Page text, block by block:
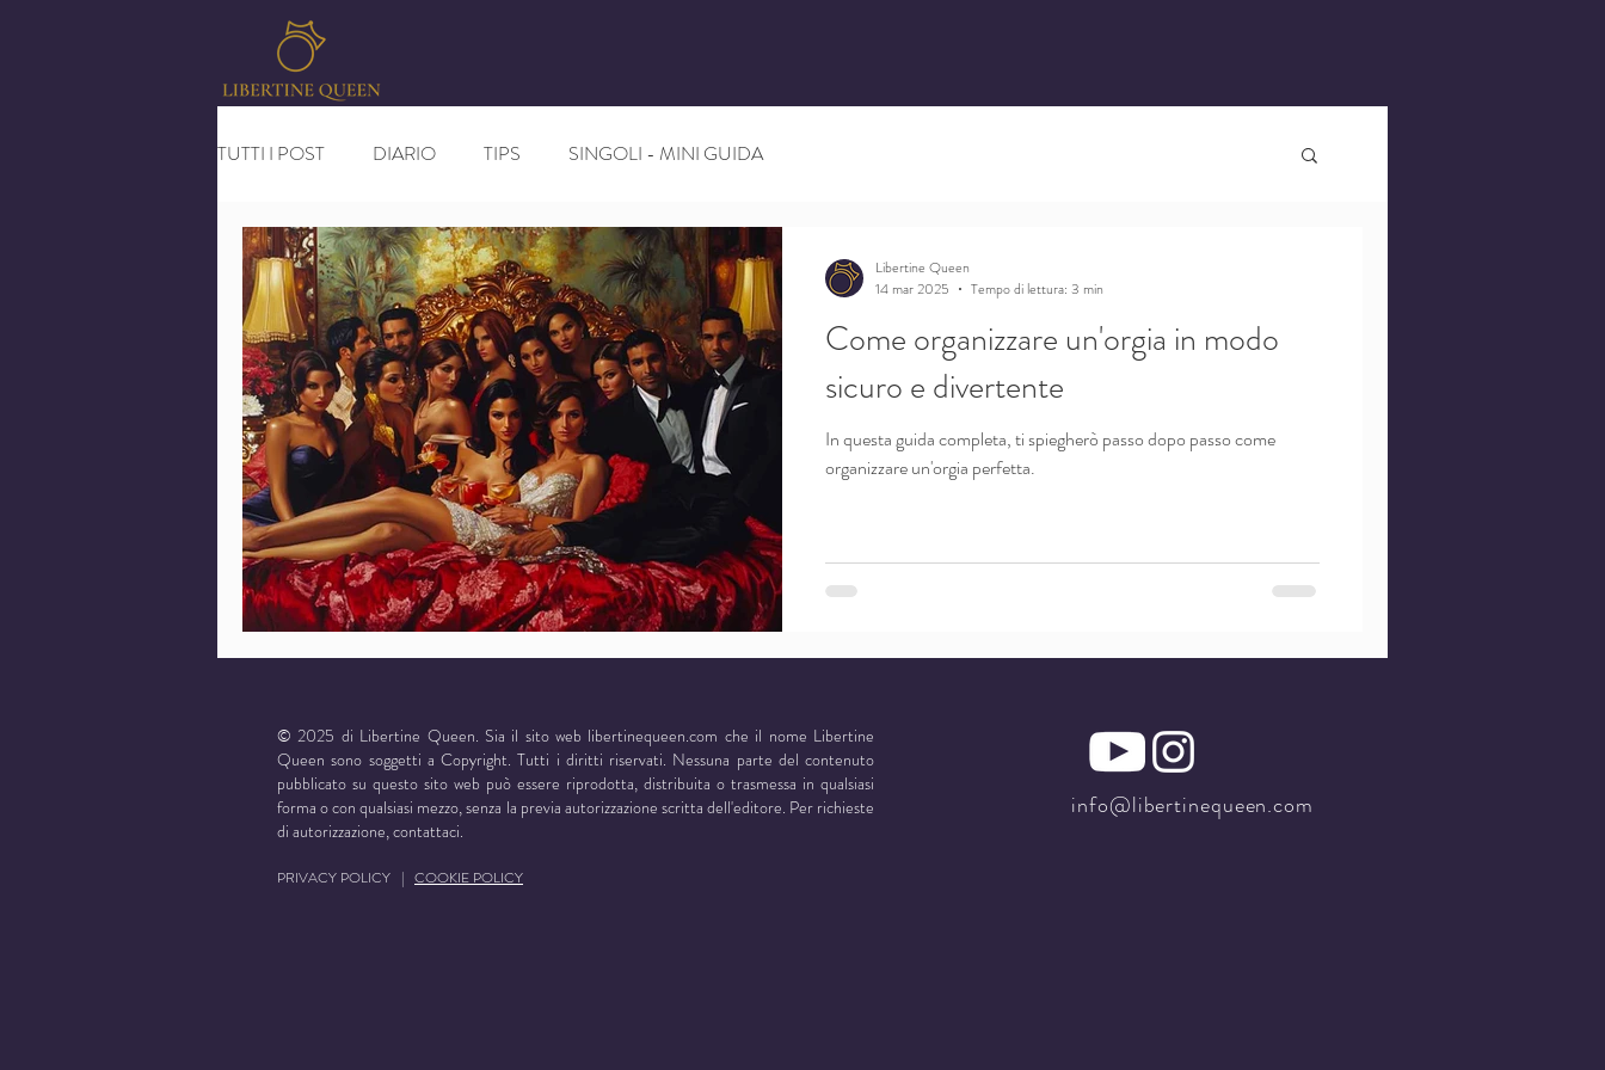
TUTTI I POST DIARIO TIPS SINGOLI - MINI GUIDA
Come organizzare un'orgia in modo
sicuro e divertente
In questa guida completa, ti spiegherò passo dopo passo come
organizzare un'orgia perfetta.
Libertine Queen
14 mar 2025
Tempo di lettura: 3 min
© 2025 di Libertine Queen. Sia il sito web libertinequeen.com che il nome Libertine
Queen sono soggetti a Copyright. Tutti i diritti riservati. Nessuna parte del contenuto
pubblicato su questo sito web può essere riprodotta, distribuita o trasmessa in qualsiasi
forma o con qualsiasi mezzo, senza la previa autorizzazione scritta dell'editore. Per richieste
di autorizzazione,contattaci.
PRIVACY POLICY | COOKIE POLICY
info@libertinequeen.com